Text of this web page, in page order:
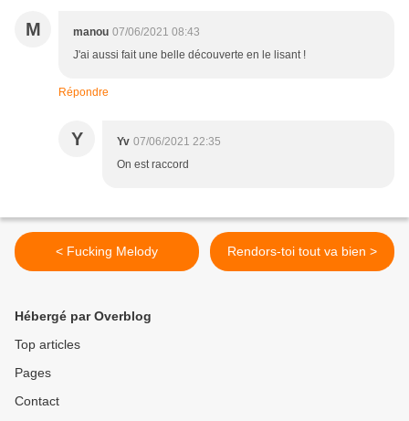
M manou 07/06/2021 08:43
J'ai aussi fait une belle découverte en le lisant !
Répondre
Y Yv 07/06/2021 22:35
On est raccord
< Fucking Melody Rendors-toi tout va bien >
Hébergé par Overblog
Top articles
Pages
Contact